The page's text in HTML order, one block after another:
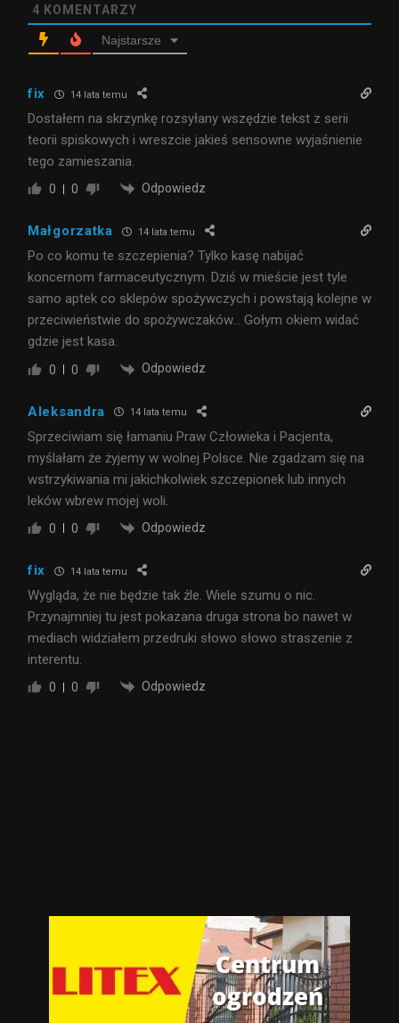
4 KOMENTARZY
Najstarsze
fix 14 lata temu
Dostałem na skrzynkę rozsyłany wszędzie tekst z serii
teorii spiskowych i wreszcie jakieś sensowne wyjaśnienie
tego zamieszania.
0 0 Odpowiedz
Małgorzatka 14 lata temu
Po co komu te szczepienia? Tylko kasę nabijać
koncernom farmaceutycznym. Dziś w mieście jest tyle
samo aptek co sklepów spożywczych i powstają kolejne w
przeciwieństwie do spożywczaków… Gołym okiem widać
gdzie jest kasa.
0 0 Odpowiedz
Aleksandra 14 lata temu
Sprzeciwiam się łamaniu Praw Człowieka i Pacjenta,
myślałam że żyjemy w wolnej Polsce. Nie zgadzam się na
wstrzykiwania mi jakichkolwiek szczepionek lub innych
leków wbrew mojej woli.
0 0 Odpowiedz
fix 14 lata temu
Wygląda, że nie będzie tak źle. Wiele szumu o nic.
Przynajmniej tu jest pokazana druga strona bo nawet w
mediach widziałem przedruki słowo słowo straszenie z
interentu.
0 0 Odpowiedz